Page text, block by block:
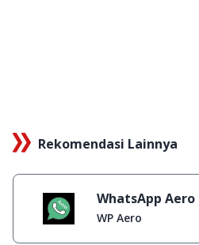
Rekomendasi Lainnya
WhatsApp Aero
WP Aero